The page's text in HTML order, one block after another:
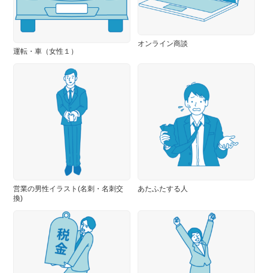
運転・車（女性１）
オンライン商談
営業の男性イラスト(名刺・名刺交
換)
あたふたする人